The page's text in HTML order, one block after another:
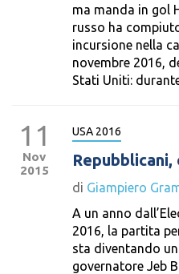
ma manda in gol
russo ha
incursione nella
novembre 2016,
Stati Uniti:
11
Nov
2015
USA 2016
di Giampiero
A un anno
2016, la partita
sta diventando
governatore Jeb